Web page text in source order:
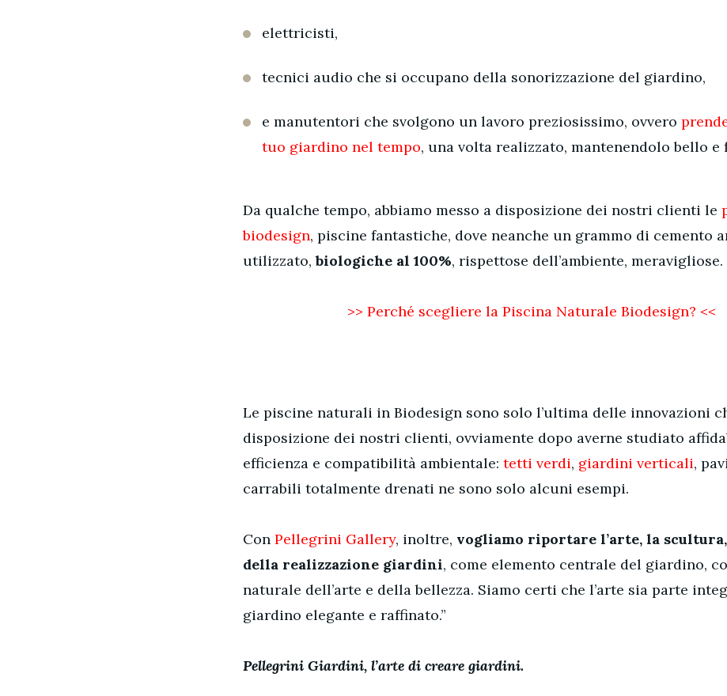
elettricisti,
tecnici audio che si occupano della sonorizzazione del giardino,
e manutentori che svolgono un lavoro preziosissimo, ovvero
tuo giardino nel tempo, una volta realizzato, mantenendolo bello e
Da qualche tempo, abbiamo messo a disposizione dei nostri clienti le
biodesign, piscine fantastiche, dove neanche un grammo di cemento
utilizzato,biologiche al 100%, rispettose dell’ambiente, meravigliose.
>> Perché scegliere la Piscina Naturale Biodesign? <<
Le piscine naturali in Biodesign sono solo l’ultima delle innovazioni
disposizione dei nostri clienti, ovviamente dopo averne studiato
efficienza e compatibilità ambientale: tetti verdi, giardini verticali,
carrabili totalmente drenati ne sono solo alcuni esempi.
Con Pellegrini Gallery, inoltre, vogliamo riportare l’arte, la
della realizzazione giardini, come elemento centrale del giardino,
naturale dell’arte e della bellezza. Siamo certi che l’arte sia parte
giardino elegante e raffinato.”
Pellegrini Giardini, l’arte di creare giardini.